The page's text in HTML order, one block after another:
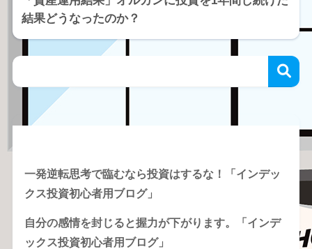
結果どうなったのか？
一発逆転思考で臨むなら投資はするな！「インデッ
クス投資初心者用ブログ」
自分の感情を封じると握力が下がります。「インデ
ックス投資初心者用ブログ」